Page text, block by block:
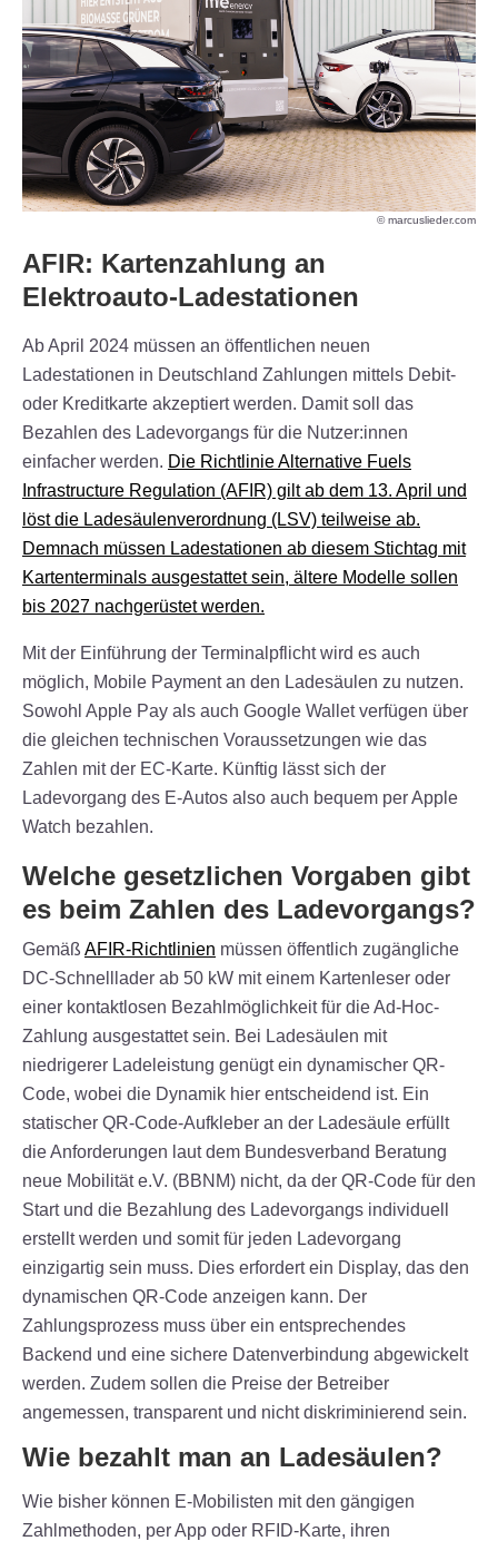
© marcuslieder.com
AFIR: Kartenzahlung an
Elektroauto-Ladestationen
Ab April 2024 müssen an öffentlichen neuen
Ladestationen in Deutschland Zahlungen mittels Debit-
oder Kreditkarte akzeptiert werden. Damit soll das
Bezahlen des Ladevorgangs für die Nutzer:innen
einfacher werden. Die Richtlinie Alternative Fuels
Infrastructure Regulation (AFIR) gilt ab dem 13. April und
löst die Ladesäulenverordnung (LSV) teilweise ab.
Demnach müssen Ladestationen ab diesem Stichtag mit
Kartenterminals ausgestattet sein, ältere Modelle sollen
bis 2027 nachgerüstet werden.
Mit der Einführung der Terminalpflicht wird es auch
möglich, Mobile Payment an den Ladesäulen zu nutzen.
Sowohl Apple Pay als auch Google Wallet verfügen über
die gleichen technischen Voraussetzungen wie das
Zahlen mit der EC-Karte. Künftig lässt sich der
Ladevorgang des E-Autos also auch bequem per Apple
Watch bezahlen.
Welche gesetzlichen Vorgaben gibt
es beim Zahlen des Ladevorgangs?
Gemäß AFIR-Richtlinien müssen öffentlich zugängliche
DC-Schnelllader ab 50 kW mit einem Kartenleser oder
einer kontaktlosen Bezahlmöglichkeit für die Ad-Hoc-
Zahlung ausgestattet sein. Bei Ladesäulen mit
niedrigerer Ladeleistung genügt ein dynamischer QR-
Code, wobei die Dynamik hier entscheidend ist. Ein
statischer QR-Code-Aufkleber an der Ladesäule erfüllt
die Anforderungen laut dem Bundesverband Beratung
neue Mobilität e.V. (BBNM) nicht, da der QR-Code für den
Start und die Bezahlung des Ladevorgangs individuell
erstellt werden und somit für jeden Ladevorgang
einzigartig sein muss. Dies erfordert ein Display, das den
dynamischen QR-Code anzeigen kann. Der
Zahlungsprozess muss über ein entsprechendes
Backend und eine sichere Datenverbindung abgewickelt
werden. Zudem sollen die Preise der Betreiber
angemessen, transparent und nicht diskriminierend sein.
Wie bezahlt man an Ladesäulen?
Wie bisher können E-Mobilisten mit den gängigen
Zahlmethoden, per App oder RFID-Karte, ihren